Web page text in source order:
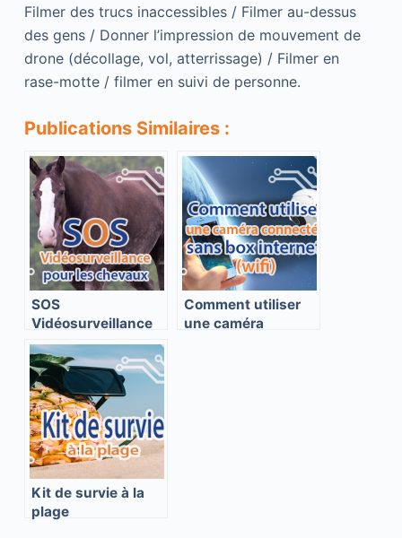
Filmer des trucs inaccessibles / Filmer au-dessus
des gens / Donner l’impression de mouvement de
drone (décollage, vol, atterrissage) / Filmer en
rase-motte / filmer en suivi de personne.
Publications Similaires :
SOS
Vidéosurveillance
pour les chevaux
Comment utiliser
une caméra
Kit de survie à la
plage